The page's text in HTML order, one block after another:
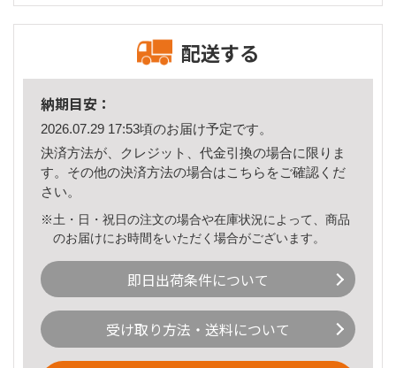
配送する
納期目安：
2026.07.29 17:53頃のお届け予定です。
決済方法が、クレジット、代金引換の場合に限りま
す。その他の決済方法の場合はこちら をご確認くだ
さい。
※土・日・祝日の注文の場合や在庫状況によって、商品
のお届けにお時間をいただく場合がございます。
即日出荷条件について
受け取り方法・送料について